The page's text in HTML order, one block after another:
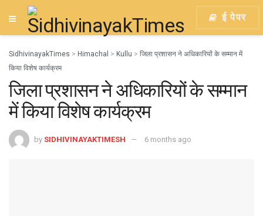
ई पेपर
SidhivinayakTimes > Himachal > Kullu > जिला प्रशासन ने अधिकारियों के सम्मान में
किया विशेष कार्यक्रम
जिला प्रशासन ने अधिकारियों के सम्मान
में किया विशेष कार्यक्रम
by SIDHIVINAYAKTIMESH 6 months ago